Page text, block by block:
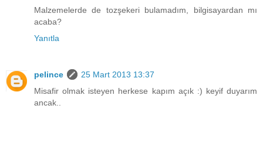
Malzemelerde de tozşekeri bulamadım, bilgisayardan mı
acaba?
Yanıtla
pelince
25 Mart 2013 13:37
Misafir olmak isteyen herkese kapım açık :) keyif duyarım
ancak..